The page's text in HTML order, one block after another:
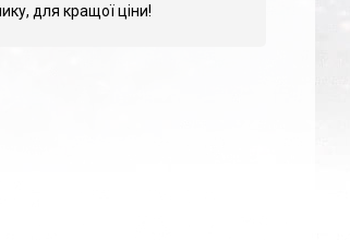
для кращої ціни!